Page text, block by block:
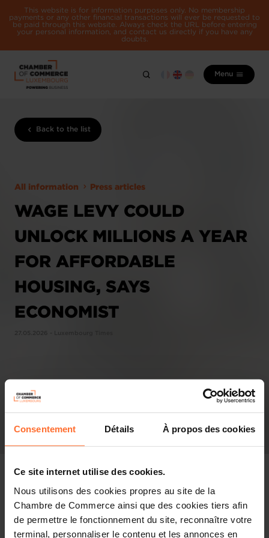
Consentement Détails À propos des cookies
Ce site internet utilise des cookies.
Nous utilisons des cookies propres au site de la
Chambre de Commerce ainsi que des cookies tiers afin
de permettre le fonctionnement du site, reconnaître votre
terminal, personnaliser le contenu et les annonces en
This website is for information purposes only. No membership
payments or any other financial transactions will ever be requested to
be paid through this website. Always check the URL before entering
your personal information, and contact us directly if you have any
doubts.
Menu
Back to the list
All information Press articles
WAGE LEVY COULD
UNLOCK MILLIONS A YEAR
FOR AFFORDABLE
HOUSING, SAYS
ECONOMIST